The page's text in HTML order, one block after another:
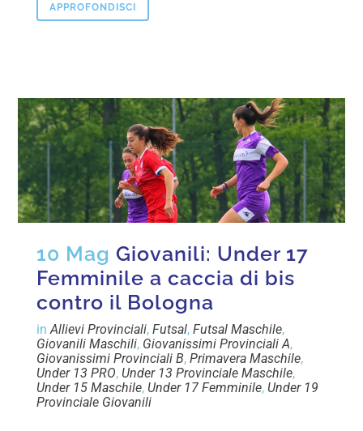
APPROFONDISCI
10 Mag Giovanili: Under 17
Femminile a caccia di bis
contro il Bologna
inAllievi Provinciali,Futsal,Futsal Maschile,
Giovanili Maschili, Giovanissimi Provinciali A,
Giovanissimi Provinciali B,Primavera Maschile,
Under 13 PRO, Under 13 Provinciale Maschile,
Under 15 Maschile, Under 17 Femminile, Under 19
Provinciale Giovanili